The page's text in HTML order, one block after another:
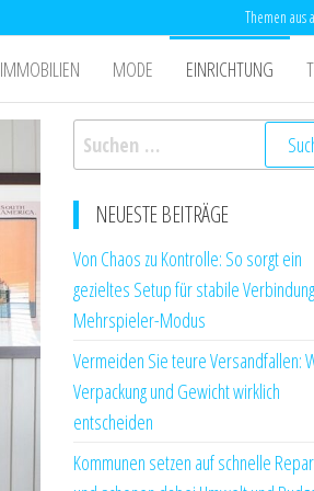
Themen aus
IMMOBILIEN MODE EINRICHTUNG
Suchen
nach:
NEUESTE BEITRÄGE
Von Chaos zu Kontrolle: So sorgt ein
gezieltes Setup für stabile
Mehrspieler-Modus
Vermeiden Sie teure Versandfallen:
Verpackung und Gewicht wirklich
entscheiden
Kommunen setzen auf schnelle